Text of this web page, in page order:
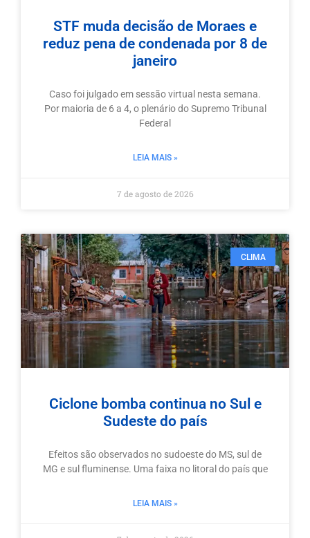
STF muda decisão de Moraes e
reduz pena de condenada por 8 de
janeiro
Caso foi julgado em sessão virtual nesta semana.
Por maioria de 6 a 4, o plenário do Supremo Tribunal
Federal
LEIA MAIS »
7 de agosto de 2026
CLIMA
Ciclone bomba continua no Sul e
Sudeste do país
Efeitos são observados no sudoeste do MS, sul de
MG e sul fluminense. Uma faixa no litoral do país que
LEIA MAIS »